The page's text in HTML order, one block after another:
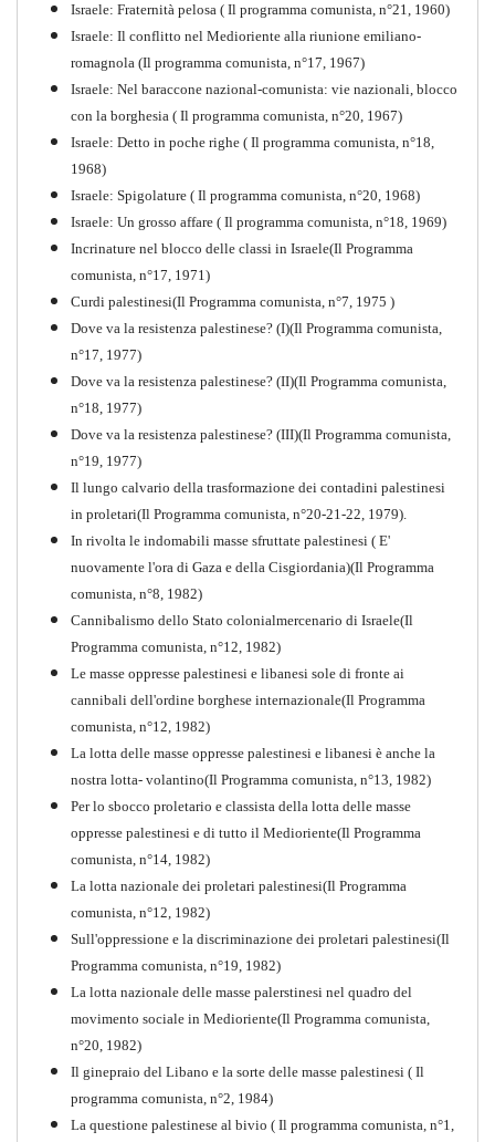
Storia della Sinistra
Comunista V
Perchè la Russia non era
comunista
Quaderno n°10
1917-2017 Ieri Oggi Domani
PDF Quaderno n°9
Israele: Fraternità pelosa ( Il programma comunista, n°21, 1960)
Israele: Il conflitto nel Medioriente alla riunione emiliano-
romagnola (Il programma comunista, n°17, 1967)
Israele: Nel baraccone nazional-comunista: vie nazionali, blocco
con la borghesia ( Il programma comunista, n°20, 1967)
Israele: Detto in poche righe ( Il programma comunista, n°18,
1968)
Israele: Spigolature ( Il programma comunista, n°20, 1968)
Israele: Un grosso affare ( Il programma comunista, n°18, 1969)
Incrinature nel blocco delle classi in Israele(Il Programma
comunista, n°17, 1971)
Curdi palestinesi(Il Programma comunista, n°7, 1975 )
Dove va la resistenza palestinese? (I)(Il Programma comunista,
n°17, 1977)
Dove va la resistenza palestinese? (II)(Il Programma comunista,
n°18, 1977)
Dove va la resistenza palestinese? (III)(Il Programma comunista,
n°19, 1977)
Il lungo calvario della trasformazione dei contadini palestinesi
in proletari(Il Programma comunista, n°20-21-22, 1979).
In rivolta le indomabili masse sfruttate palestinesi ( E'
nuovamente l'ora di Gaza e della Cisgiordania)(Il Programma
comunista, n°8, 1982)
Cannibalismo dello Stato colonialmercenario di Israele(Il
Programma comunista, n°12, 1982)
Le masse oppresse palestinesi e libanesi sole di fronte ai
cannibali dell'ordine borghese internazionale(Il Programma
comunista, n°12, 1982)
La lotta delle masse oppresse palestinesi e libanesi è anche la
nostra lotta- volantino(Il Programma comunista, n°13, 1982)
Per lo sbocco proletario e classista della lotta delle masse
oppresse palestinesi e di tutto il Medioriente(Il Programma
comunista, n°14, 1982)
La lotta nazionale dei proletari palestinesi(Il Programma
comunista, n°12, 1982)
Sull'oppressione e la discriminazione dei proletari palestinesi(Il
Programma comunista, n°19, 1982)
La lotta nazionale delle masse palerstinesi nel quadro del
movimento sociale in Medioriente(Il Programma comunista,
n°20, 1982)
Il ginepraio del Libano e la sorte delle masse palestinesi ( Il
programma comunista, n°2, 1984)
La questione palestinese al bivio ( Il programma comunista, n°1,